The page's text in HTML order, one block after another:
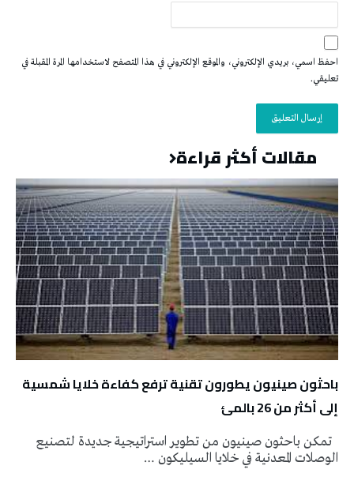
احفظ اسمي، بريدي الإلكتروني، والموقع الإلكتروني في هذا المتصفح لاستخدامها المرة المقبلة في
تعليقي.
مقالات أكثر قراءة
باحثون صينيون يطورون تقنية ترفع كفاءة خلايا شمسية
إلى أكثر من 26 بالمئ
تمكن باحثون صينيون من تطوير استراتيجية جديدة لتصنيع
الوصلات المعدنية في خلايا السيليكون …